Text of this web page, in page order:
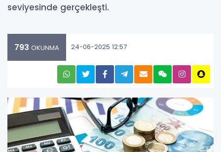
seviyesinde gerçekleşti.
793 OKUNMA 24-06-2025 12:57